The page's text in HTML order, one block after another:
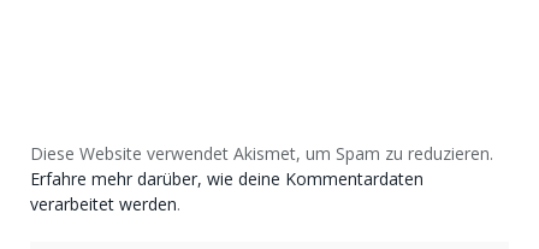
Diese Website verwendet Akismet, um Spam zu reduzieren.
Erfahre mehr darüber, wie deine Kommentardaten
verarbeitet werden.